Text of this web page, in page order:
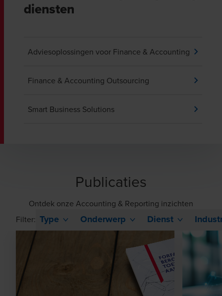
diensten
Adviesoplossingen voor Finance & Accounting
Finance & Accounting Outsourcing
Smart Business Solutions
Publicaties
Ontdek onze Accounting & Reporting inzichten
Filter: Type Onderwerp Dienst